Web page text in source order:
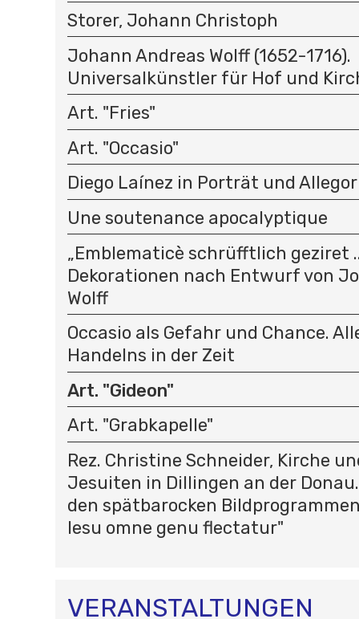
Storer, Johann Christoph
Johann Andreas Wolff (1652-1716).
Universalkünstler für Hof und
Art. "Fries"
Art. "Occasio"
Diego Laínez in Porträt und
Une soutenance apocalyptique
„Emblematicè schrüfftlich geziret
Dekorationen nach Entwurf von
Wolff
Occasio als Gefahr und Chance.
Handelns in der Zeit
Art. "Gideon"
Art. "Grabkapelle"
Rez. Christine Schneider, Kirche
Jesuiten in Dillingen an der
den spätbarocken
Iesu omne genu flectatur"
VERANSTALTUNGEN